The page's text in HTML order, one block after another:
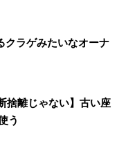
クラゲみたいなオーナ
捨離じゃない】古い座
う